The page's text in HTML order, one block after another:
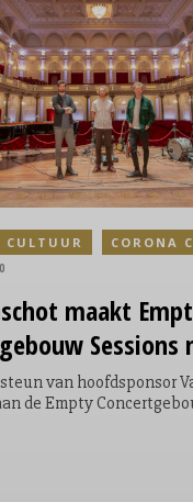
maakt
van hoofdsponsor
de Empty
CULTUUR CORONA